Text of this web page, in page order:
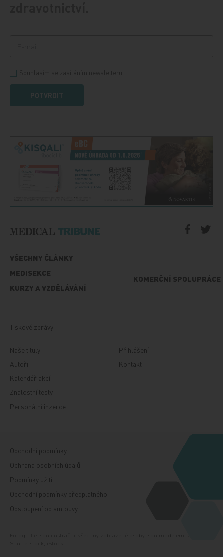
POTVRDIT
VŠECHNY ČLÁNKY
MEDISEKCE
KURZY A VZDĚLÁVÁNÍ
KOMERČNÍ SPOLUPRÁCE
Tiskové zprávy
Naše tituly
Autoři
Kalendář akcí
Znalostní testy
Personální inzerce
Přihlášení
Kontakt
Obchodní podmínky
Ochrana osobních údajů
Podmínky užití
Obchodní podmínky předplatného
Odstoupení od smlouvy